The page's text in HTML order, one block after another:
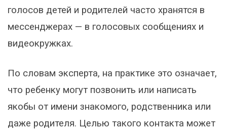
голосов детей и родителей часто хранятся в
мессенджерах — в голосовых сообщениях и
видеокружках.
По словам эксперта, на практике это означает,
что ребенку могут позвонить или написать
якобы от имени знакомого, родственника или
даже родителя. Целью такого контакта может